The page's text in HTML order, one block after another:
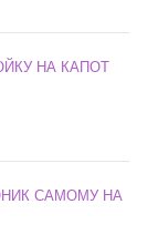
НА КАПОТ
САМОМУ НА